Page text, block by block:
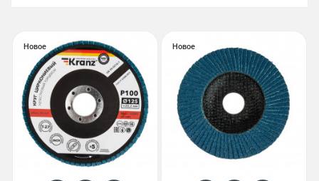
Новое Новое